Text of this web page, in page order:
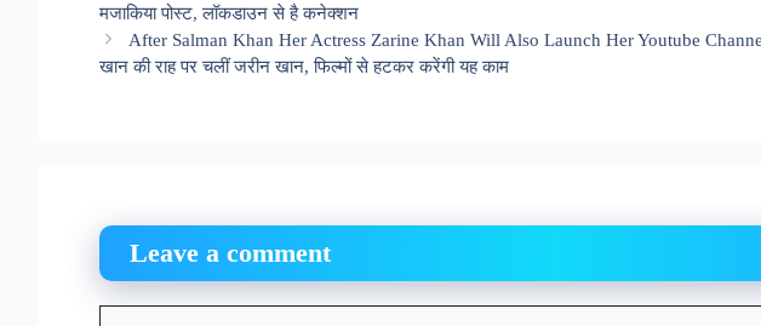
मजाकिया पोस्ट, लॉकडाउन से है कनेक्शन
After Salman Khan Her Actress Zarine Khan Will Also Launch Her Youtube
खान की राह पर चलीं जरीन खान, फिल्मों से हटकर करेंगी यह काम
Leave a comment